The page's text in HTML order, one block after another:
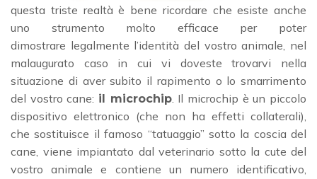
questa triste realtà è bene ricordare che esiste anche
uno strumento molto efficace per poter
dimostrare legalmente l’identità del vostro animale, nel
malaugurato caso in cui vi doveste trovarvi nella
situazione di aver subito il rapimento o lo smarrimento
del vostro cane: il microchip. Il microchip è un piccolo
dispositivo elettronico (che non ha effetti collaterali),
che sostituisce il famoso “tatuaggio” sotto la coscia del
cane, viene impiantato dal veterinario sotto la cute del
vostro animale e contiene un numero identificativo,